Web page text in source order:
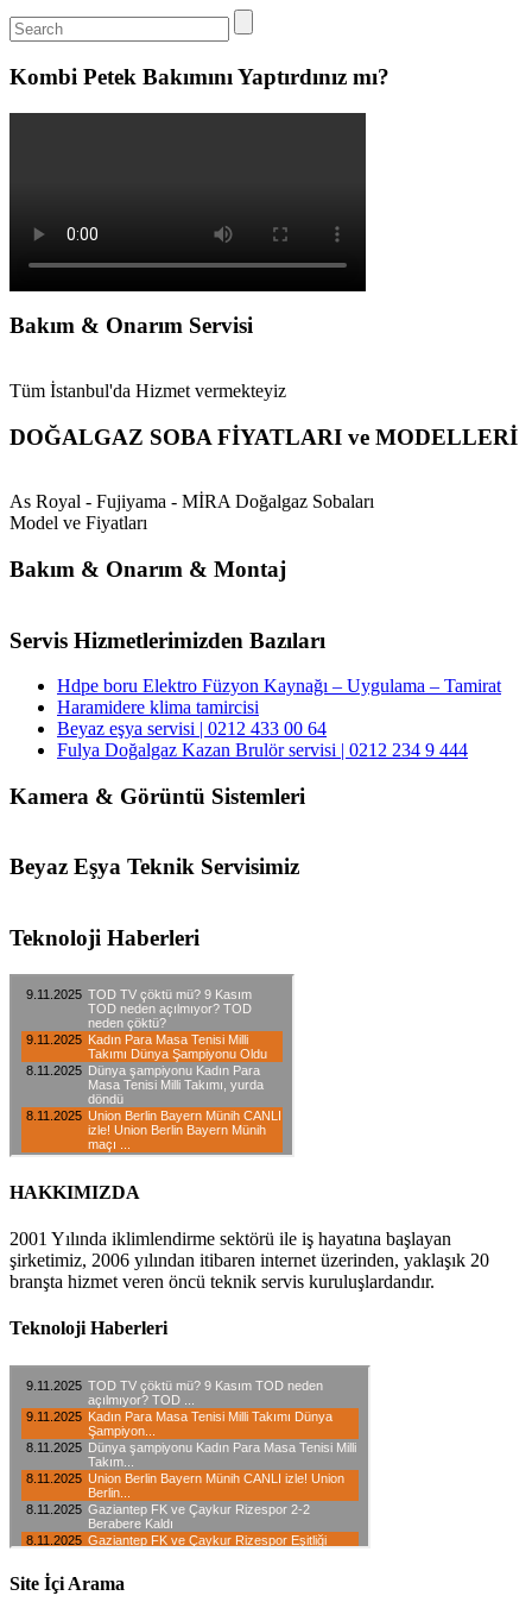
Kombi Petek Bakımını Yaptırdınız mı?
Bakım & Onarım Servisi
Tüm İstanbul'da Hizmet vermekteyiz
DOĞALGAZ SOBA FİYATLARI ve MODELLERİ
As Royal - Fujiyama - MİRA Doğalgaz Sobaları
Model ve Fiyatları
Bakım & Onarım & Montaj
Servis Hizmetlerimizden Bazıları
Hdpe boru Elektro Füzyon Kaynağı – Uygulama – Tamirat
Haramidere klima tamircisi
Beyaz eşya servisi | 0212 433 00 64
Fulya Doğalgaz Kazan Brulör servisi | 0212 234 9 444
Kamera & Görüntü Sistemleri
Beyaz Eşya Teknik Servisimiz
Teknoloji Haberleri
HAKKIMIZDA
2001 Yılında iklimlendirme sektörü ile iş hayatına başlayan
şirketimiz, 2006 yılından itibaren internet üzerinden, yaklaşık 20
branşta hizmet veren öncü teknik servis kuruluşlardandır.
Teknoloji Haberleri
Site İçi Arama